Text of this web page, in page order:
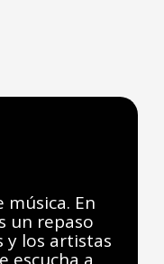
En
un repaso
y los artistas